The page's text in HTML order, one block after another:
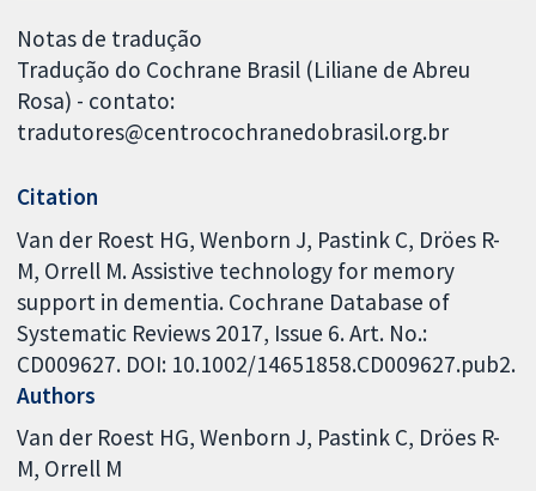
Notas de tradução
Tradução do Cochrane Brasil (Liliane de Abreu
Rosa) - contato:
tradutores@centrocochranedobrasil.org.br
Citation
Van der Roest HG, Wenborn J, Pastink C, Dröes R-
M, Orrell M. Assistive technology for memory
support in dementia. Cochrane Database of
Systematic Reviews 2017, Issue 6. Art. No.:
CD009627. DOI: 10.1002/14651858.CD009627.pub2.
Authors
Van der Roest HG Wenborn J Pastink C Dröes R-
M Orrell M